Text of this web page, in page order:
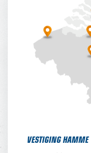
VESTIGING HAMME